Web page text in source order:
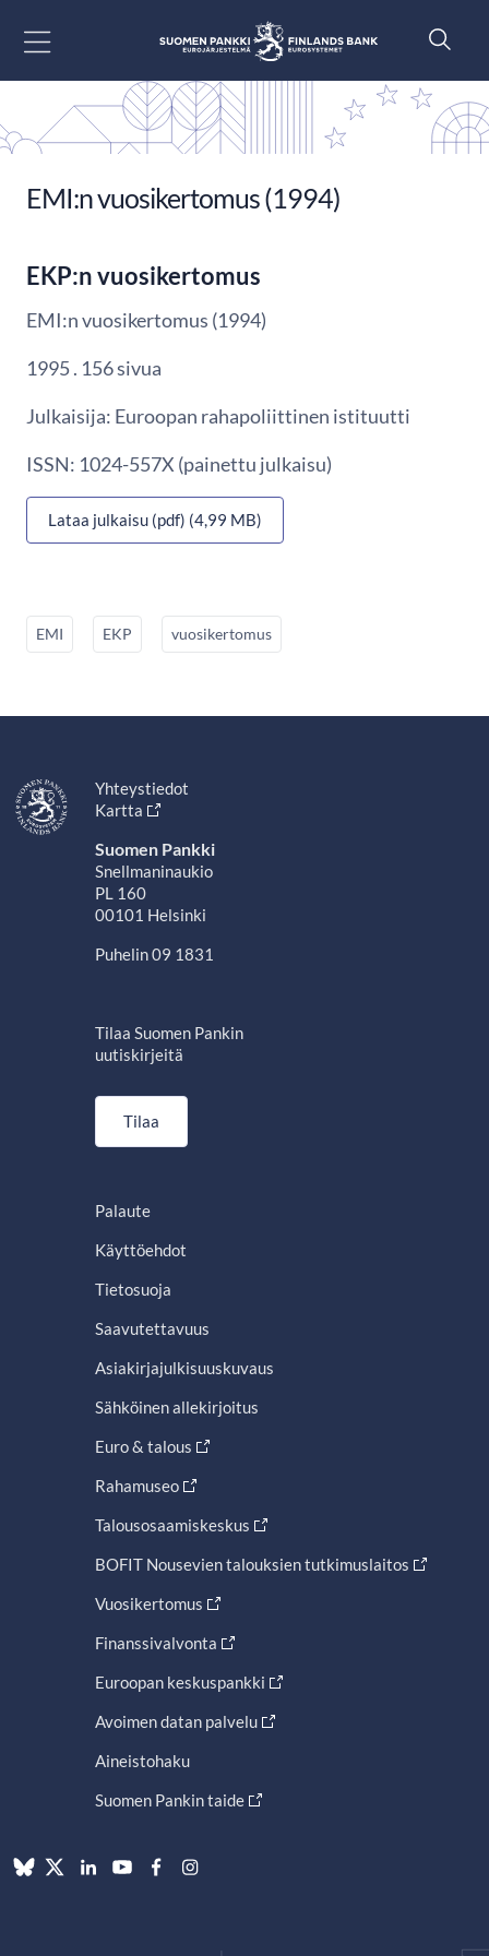
EMI:n vuosikertomus (1994)
EKP:n vuosikertomus
EMI:n vuosikertomus (1994)
1995 . 156 sivua
Julkaisija: Euroopan rahapoliittinen istituutti
ISSN: 1024-557X (painettu julkaisu)
Lataa julkaisu (pdf) (4,99 MB)
EMI EKP vuosikertomus
Yhteystiedot
Kartta
Suomen Pankki
Snellmaninaukio
PL 160
00101 Helsinki
Puhelin 09 1831
Tilaa Suomen Pankin
uutiskirjeitä
Tilaa
Palaute
Käyttöehdot
Tietosuoja
Saavutettavuus
Asiakirjajulkisuuskuvaus
Sähköinen allekirjoitus
Euro & talous
Rahamuseo
Talousosaamiskeskus
BOFIT Nousevien talouksien tutkimuslaitos
Vuosikertomus
Finanssivalvonta
Euroopan keskuspankki
Avoimen datan palvelu
Aineistohaku
Suomen Pankin taide